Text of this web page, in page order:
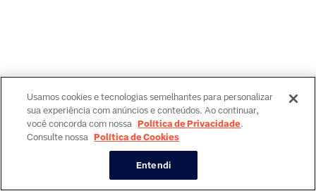
Usamos cookies e tecnologias semelhantes para personalizar
sua experiência com anúncios e conteúdos. Ao continuar,
você concorda com nossa Política de Privacidade.
Consulte nossa Política de Cookies
Entendi